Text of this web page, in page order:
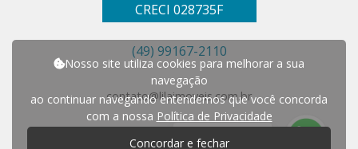
Nosso site utiliza cookies para melhorar a sua
navegação
ao continuar navegando entendemos que você concorda
com a nossa Política de Privacidade
Concordar e fechar
CRECI 028735F
(49) 99167-2110
contato@lilaimoveis.com.br
ci a